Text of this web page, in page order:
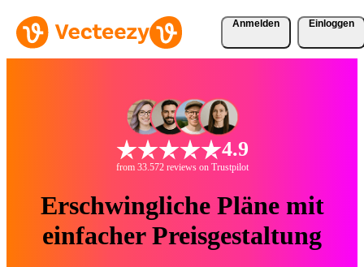
Anmelden Einloggen
4.9
from 33.572 reviews on Trustpilot
Erschwingliche Pläne mit
einfacher Preisgestaltung